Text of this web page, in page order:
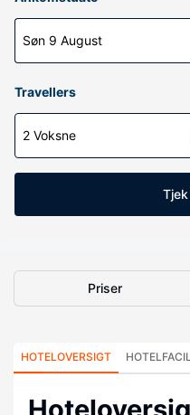
Søn 9 August
Travellers
2 Voksne
Priser
HOTELOVERSIGT